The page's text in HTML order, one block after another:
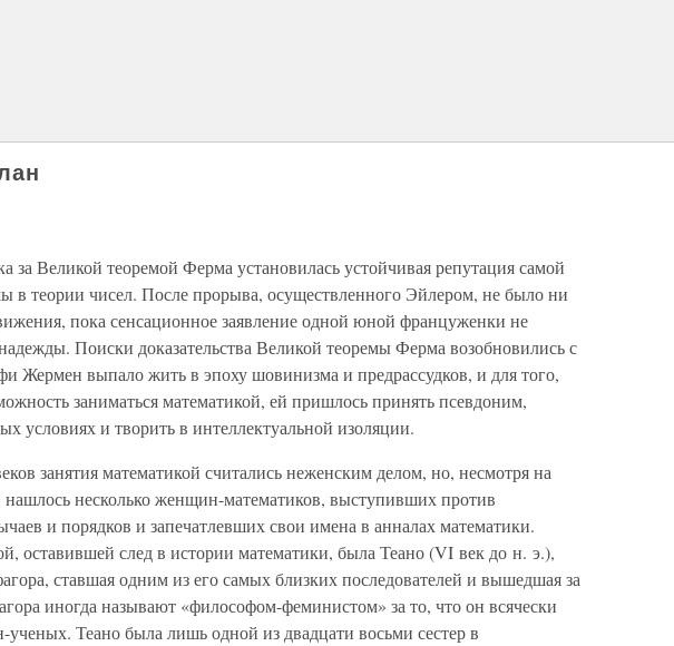
за Великой теоремой Ферма установилась устойчивая репутация самой
в теории чисел. После прорыва, осуществленного Эйлером, не было ни
пока сенсационное заявление одной юной француженки не
Поиски доказательства Великой теоремы Ферма возобновились с
Жермен выпало жить в эпоху шовинизма и предрассудков, и для того,
заниматься математикой, ей пришлось принять псевдоним,
условиях и творить в интеллектуальной изоляции.
занятия математикой считались неженским делом, но, несмотря на
несколько женщин-математиков, выступивших против
и порядков и запечатлевших свои имена в анналах математики.
оставившей след в истории математики, была Теано (VI век до н. э.),
ставшая одним из его самых близких последователей и вышедшая за
иногда называют «философом-феминистом» за то, что он всячески
Теано была лишь одной из двадцати восьми сестер в